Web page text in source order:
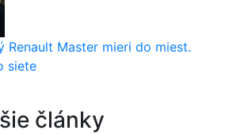
Renault Master mieri do miest.
siete
články